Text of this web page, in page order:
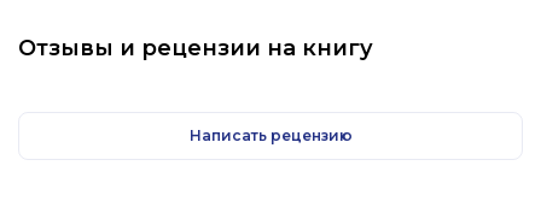
Отзывы и рецензии на книгу
Написать рецензию